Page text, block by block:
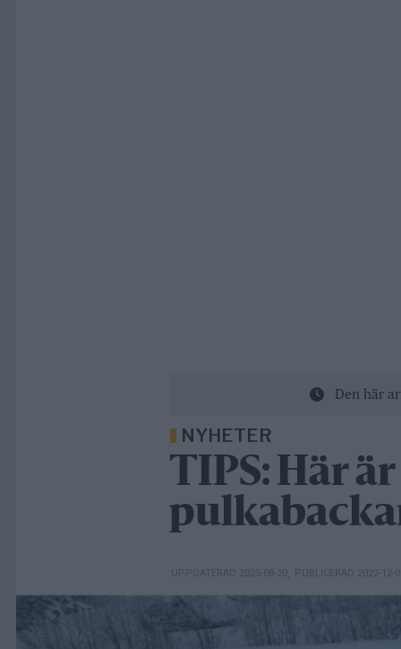
Den här
NYHETER
TIPS: Här
UPPDATERAD 2025-08-20 , PUBLICERAD 2022-12-